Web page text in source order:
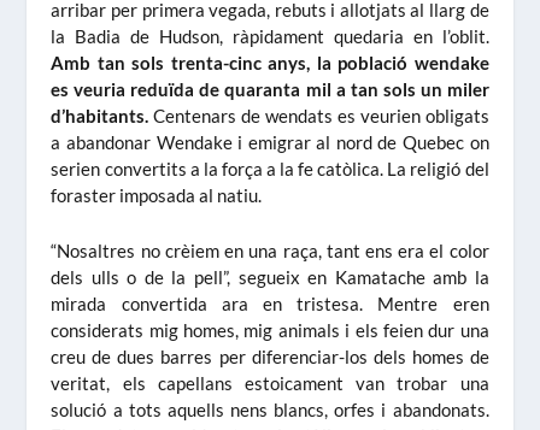
arribar per primera vegada, rebuts i allotjats al llarg de
la Badia de Hudson, ràpidament quedaria en l’oblit.
Amb tan sols trenta-cinc anys, la població wendake
es veuria reduïda de quaranta mil a tan sols un miler
d’habitants. Centenars de wendats es veurien obligats
a abandonar Wendake i emigrar al nord de Quebec on
serien convertits a la força a la fe catòlica. La religió del
foraster imposada al natiu.
“Nosaltres no crèiem en una raça, tant ens era el color
dels ulls o de la pell”, segueix en Kamatache amb la
mirada convertida ara en tristesa. Mentre eren
considerats mig homes, mig animals i els feien dur una
creu de dues barres per diferenciar-los dels homes de
veritat, els capellans estoicament van trobar una
solució a tots aquells nens blancs, orfes i abandonats.